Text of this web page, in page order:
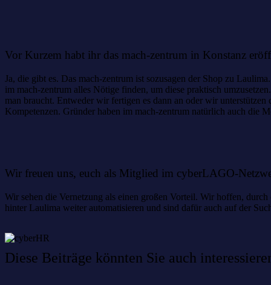
Vor Kurzem habt ihr das mach-zentrum in Konstanz
Ja, die gibt es. Das mach-zentrum ist sozusagen der Shop zu
im mach-zentrum alles Nötige finden, um diese praktisch
man braucht. Entweder wir fertigen es dann an oder wir
Kompetenzen. Gründer haben im mach-zentrum natürlich auch die
Wir freuen uns, euch als Mitglied im cyberLAGO-
Wir sehen die Vernetzung als einen großen Vorteil. Wir hoffen,
hinter Laulima weiter automatisieren und sind dafür auch auf der
Diese Beiträge könnten Sie auch